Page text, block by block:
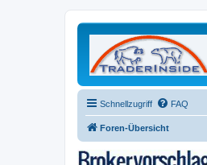
Schnellzugriff FAQ
Foren-Übersicht